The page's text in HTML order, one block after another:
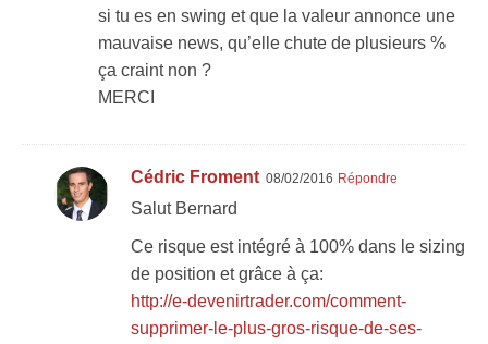
si tu es en swing et que la valeur annonce une
mauvaise news, qu’elle chute de plusieurs %
ça craint non ?
MERCI
Cédric Froment 08/02/2016 Répondre
Salut Bernard
Ce risque est intégré à 100% dans le sizing
de position et grâce à ça:
http://e-devenirtrader.com/comment-
supprimer-le-plus-gros-risque-de-ses-